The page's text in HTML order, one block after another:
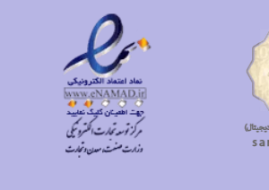
های کهنه دکتر جو دیسپنزا
در فارس منوچهر کارگر